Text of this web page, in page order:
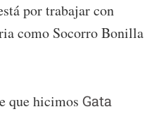
por trabajar con
como Socorro Bonilla
que hicimos Gata